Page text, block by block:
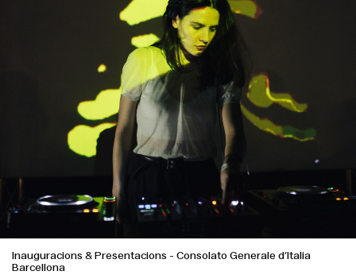
Inauguracions & Presentacions - Consolato Generale d’Italia
Barcellona